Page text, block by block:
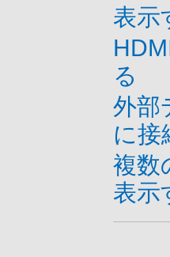
表示
る
外部
に接
複数
表示